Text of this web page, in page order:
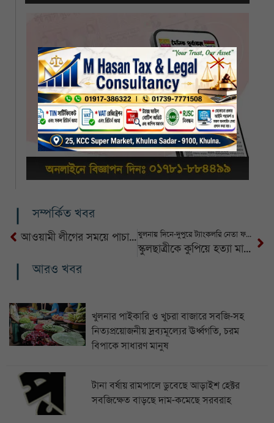
সম্পর্কিত খবর
আওয়ামী লীগের সময়ে পাচার হয়েছে ১৮-২০ বিলিয়ন ডলার: গভর্নর খুলনায় দিনে-দুপুরে ট্যাংকলরি নেতা ফরহাদসহ ৩ জন গুলিবিদ্ধ
স্কুলছাত্রীকে কুপিয়ে হত্যা মামলায় একজনের মৃত্যুদণ্ড
আরও খবর
খুলনার পাইকারি ও খুচরা বাজারে সবজি-সহ
নিত্যপ্রয়োজনীয় দ্রব্যমূল্যের ঊর্ধ্বগতি, চরম
বিপাকে সাধারণ মানুষ
টানা বর্ষায় রামপালে ডুবেছে আড়াইশ হেক্টর
সবজিক্ষেত বাড়ছে দাম-কমেছে সরবরাহ